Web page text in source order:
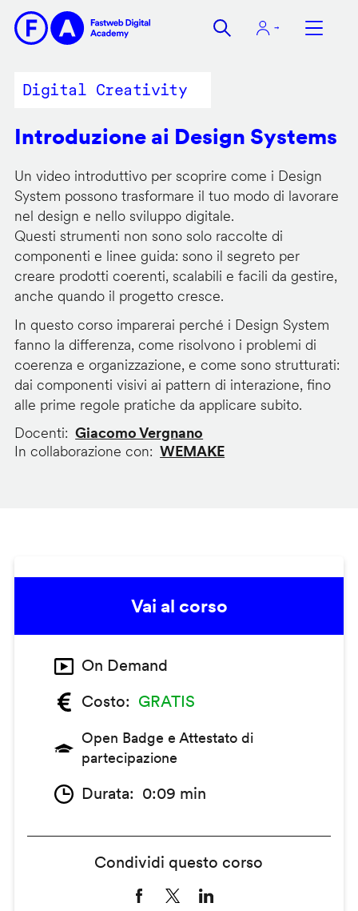
contenuto
Digital Creativity
Introduzione ai Design Systems
Un video introduttivo per scoprire come i Design
System possono trasformare il tuo modo di lavorare
nel design e nello sviluppo digitale.
Questi strumenti non sono solo raccolte di
componenti e linee guida: sono il segreto per
creare prodotti coerenti, scalabili e facili da gestire,
anche quando il progetto cresce.
In questo corso imparerai perché i Design System
fanno la differenza, come risolvono i problemi di
coerenza e organizzazione, e come sono strutturati:
dai componenti visivi ai pattern di interazione, fino
alle prime regole pratiche da applicare subito.
Docenti
Giacomo Vergnano
In collaborazione con
WEMAKE
Vai al corso
On Demand
Costo
GRATIS
Open Badge e Attestato di
partecipazione
Durata 0:09 min
Condividi questo corso